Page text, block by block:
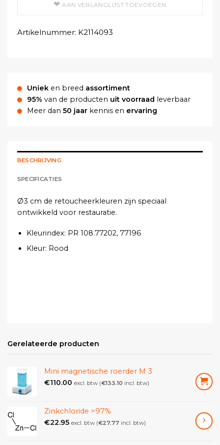
AAN VERLANGLIJST TOEVOEGEN
Artikelnummer: K2114093
Uniek en breed assortiment
95% van de producten uit voorraad
leverbaar
Meer dan 50 jaar kennis en ervaring
BESCHRIJVING
SPECIFICATIES
Ø3 cm de retoucheerkleuren zijn speciaal
ontwikkeld voor restauratie.
Kleurindex: PR 108.77202, 77196
Kleur: Rood
Gerelateerde producten
Mini magnetische roerder M 3
€110.00 excl. btw (€133.10 incl. btw)
Zinkchloride >97%
€22.95 excl. btw (€27.77 incl. btw)